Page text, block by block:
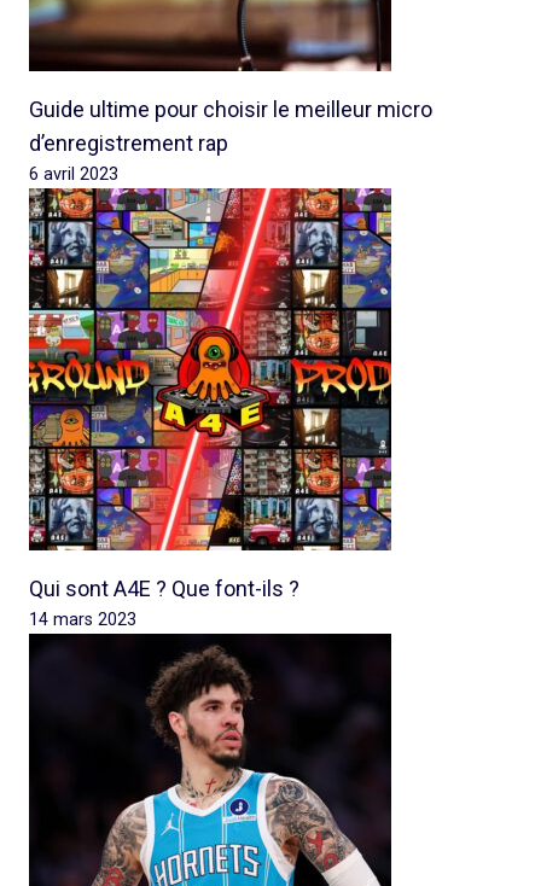
Guide ultime pour choisir le meilleur micro
d’enregistrement rap
6 avril 2023
Qui sont A4E ? Que font-ils ?
14 mars 2023